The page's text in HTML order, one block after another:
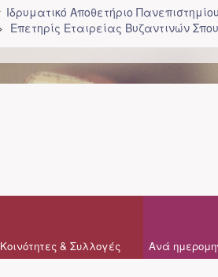
Ιδρυματικό Αποθετήριο
Επετηρίς Εταιρείας Βυζαντινών
Κοινότητες & Συλλογές Ανά